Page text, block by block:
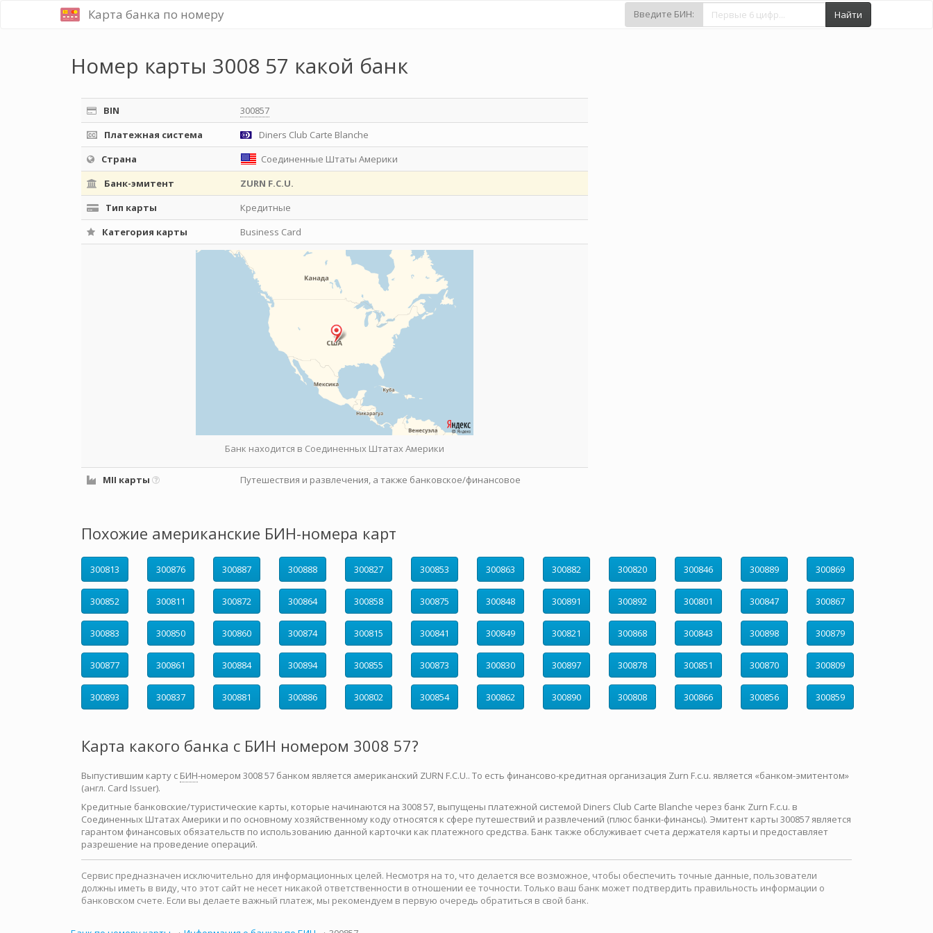
Карта банка по номеру Введите БИН: Найти
Номер карты 3008 57 какой банк
BIN
300857
Платежная система
Diners Club Carte Blanche
Страна
Соединенные Штаты Америки
Банк-эмитент
ZURN F.C.U.
Тип карты
Кредитные
Категория карты
Business Card
Банк находится в Соединенных Штатах Америки
MII карты Путешествия и развлечения, а также банковское/финансовое
Похожие американские БИН-номера карт
300813 300876 300887 300888 300827 300853 300863 300882 300820 300846 300889 300869
300852 300811 300872 300864 300858 300875 300848 300891 300892 300801 300847 300867
300883 300850 300860 300874 300815 300841 300849 300821 300868 300843 300898 300879
300877 300861 300884 300894 300855 300873 300830 300897 300878 300851 300870 300809
300893 300837 300881 300886 300802 300854 300862 300890 300808 300866 300856 300859
Карта какого банка с БИН номером 3008 57?
Выпустившим карту с БИН-номером 3008 57 банком является американский ZURN F.C.U.. То есть финансово-кредитная организация Zurn F.c.u. является «банком-эмитентом»
(англ. Card Issuer).
Кредитные банковские/туристические карты, которые начинаются на 3008 57, выпущены платежной системой Diners Club Carte Blanche через банк Zurn F.c.u. в
Соединенных Штатах Америки и по основному хозяйственному коду относятся к сфере путешествий и развлечений (плюс банки-финансы). Эмитент карты 300857 является
гарантом финансовых обязательств по использованию данной карточки как платежного средства. Банк также обслуживает счета держателя карты и предоставляет
разрешение на проведение операций.
Сервис предназначен исключительно для информационных целей. Несмотря на то, что делается все возможное, чтобы обеспечить точные данные, пользователи
должны иметь в виду, что этот сайт не несет никакой ответственности в отношении ее точности. Только ваш банк может подтвердить правильность информации о
банковском счете. Если вы делаете важный платеж, мы рекомендуем в первую очередь обратиться в свой банк.